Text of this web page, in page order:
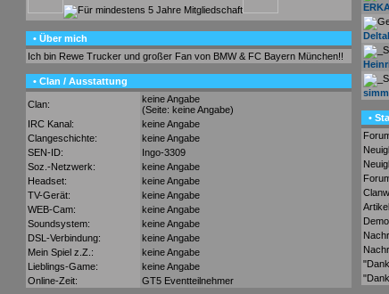
• Über mich
Ich bin Rewe Trucker und großer Fan von BMW & FC Bayern München!!
• Clan / Ausstattung
Clan:
keine Angabe
(Seite: keine Angabe)
IRC Kanal:
keine Angabe
Clangeschichte:
keine Angabe
SEN-ID:
Ingo-3309
Soz.-Netzwerk:
keine Angabe
Headset:
keine Angabe
TV-Gerät:
keine Angabe
WEB-Cam:
keine Angabe
Soundsystem:
keine Angabe
DSL-Verbindung:
keine Angabe
Mein Spiel z.Z.:
keine Angabe
Lieblings-Game:
keine Angabe
Online-Zeit:
GT5 Eventteilnehmer
•